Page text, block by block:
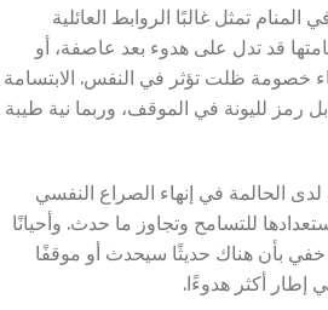
المنام تمثل غالبًا الروابط العائلية
قد تدل على هدوء بعد عاصفة، أو
خصومة ظلت تؤثر في النفس. الابتسامة
رمز لليونة في الموقف، وربما نية طيبة
الحالمة في إنهاء الصراع النفسي
للتسامح وتجاوز ما حدث. وأحيانًا
خفي بأن هناك حديثًا سيحدث أو موقفًا
أكثر هدوءًا.